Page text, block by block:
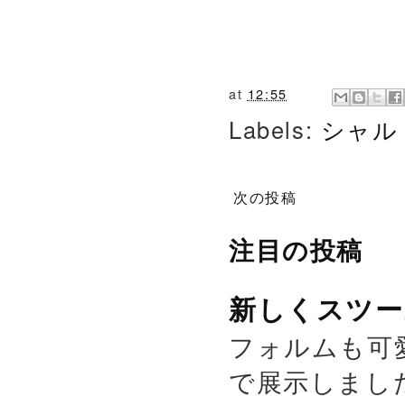
at 12:55
Labels: シャ
次の投稿
注目の投稿
新しくスツ
フォルムも
で展示しまし